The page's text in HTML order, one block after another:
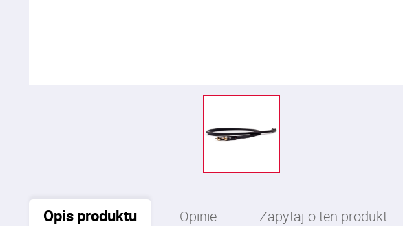
Opis produktu Opinie Zapytaj o ten produkt